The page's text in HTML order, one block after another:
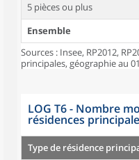
5 pièces ou plus
Ensemble
Sources : Insee, RP2012,
principales, géographie au
LOG T6 - Nombre
résidences
Type de résidence